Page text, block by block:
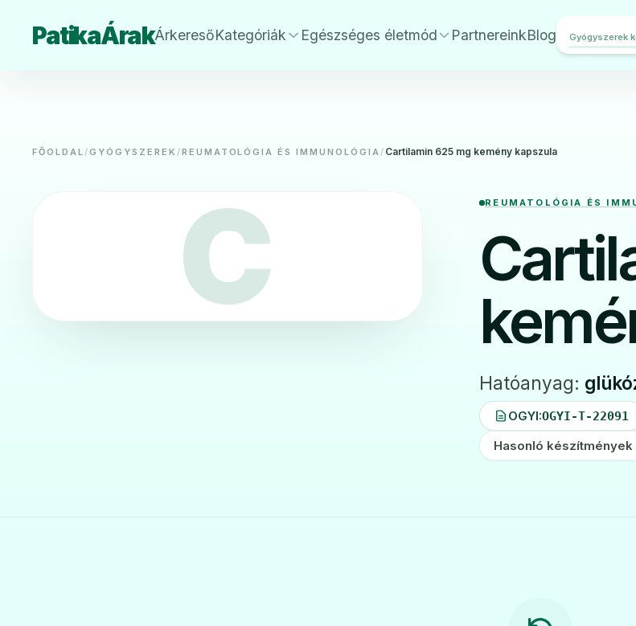
PatikaÁrakÁrkeresőKategóriák Egészséges életmód PartnereinkBlog
FŐOLDAL/GYÓGYSZEREK /REUMATOLÓGIA ÉS IMMUNOLÓGIA/ Cartilamin 625 mg kemény kapszula
C REUMATOLÓGIA ÉS
Hatóanyag:
OGYI:OGYI-T-22091
Hasonló készítmények